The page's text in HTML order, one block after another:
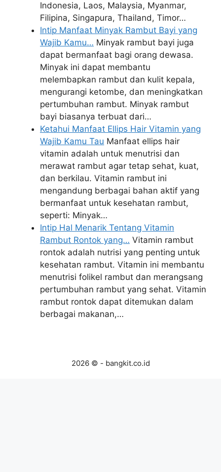
Indonesia, Laos, Malaysia, Myanmar,
Filipina, Singapura, Thailand, Timor…
Intip Manfaat Minyak Rambut Bayi yang
Wajib Kamu… Minyak rambut bayi juga
dapat bermanfaat bagi orang dewasa.
Minyak ini dapat membantu
melembapkan rambut dan kulit kepala,
mengurangi ketombe, dan meningkatkan
pertumbuhan rambut. Minyak rambut
bayi biasanya terbuat dari…
Ketahui Manfaat Ellips Hair Vitamin yang
Wajib Kamu Tau Manfaat ellips hair
vitamin adalah untuk menutrisi dan
merawat rambut agar tetap sehat, kuat,
dan berkilau. Vitamin rambut ini
mengandung berbagai bahan aktif yang
bermanfaat untuk kesehatan rambut,
seperti: Minyak…
Intip Hal Menarik Tentang Vitamin
Rambut Rontok yang… Vitamin rambut
rontok adalah nutrisi yang penting untuk
kesehatan rambut. Vitamin ini membantu
menutrisi folikel rambut dan merangsang
pertumbuhan rambut yang sehat. Vitamin
rambut rontok dapat ditemukan dalam
berbagai makanan,…
2026 © - bangkit.co.id